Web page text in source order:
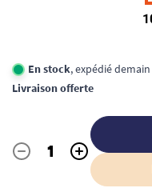
En stock, expédié demain
Livraison offerte
Quantité
- +